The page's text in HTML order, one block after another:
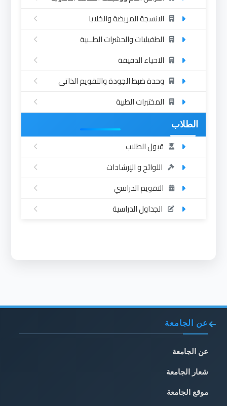
الانسجة المريضة والخلايا
الطفيليات والحشرات الطــبية
الاحياء الدقيقة
وحدة ضبط الجودة والتقويم الذاتى
المختبرات الطبية
الطلاب
قبول الطلاب
اللوائح و الإرشادات
التقويم الدراسي
الجداول الدراسية
عن الجامعة
عن الجامعة
شعار الجامعة
موقع الجامعة